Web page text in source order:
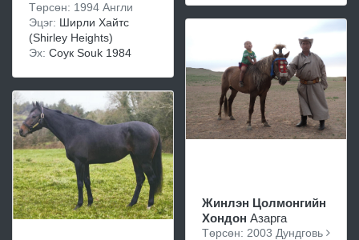
Төрсөн: 1994 Англи
Эцэг: Ширли Хайтc
(Shirley Heights)
Эх: Cоук Souk 1984
Жинлэн Цолмонгийн
Хондон Азарга
Төрсөн: 2003 Дундговь